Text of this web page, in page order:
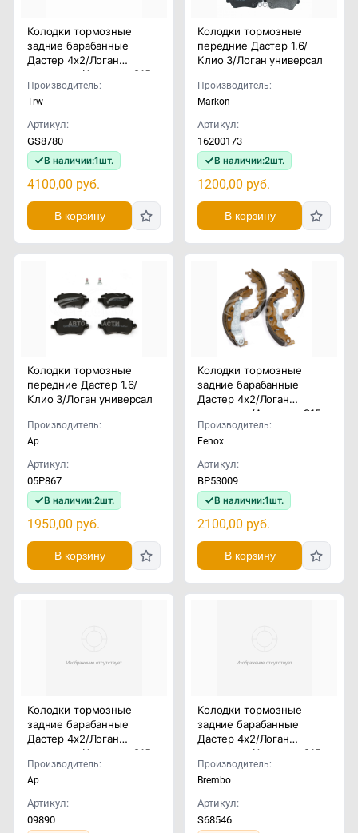
Колодки тормозные
задние барабанные
Дастер 4x2/Логан
универсал/Альмера G15
Производитель:
Trw
Артикул:
GS8780
В наличии:1шт.
4100,00 руб.
В корзину
Колодки тормозные
передние Дастер 1.6/
Клио 3/Логан универсал
Производитель:
Markon
Артикул:
16200173
В наличии:2шт.
1200,00 руб.
В корзину
Колодки тормозные
передние Дастер 1.6/
Клио 3/Логан универсал
Производитель:
Ap
Артикул:
05P867
В наличии:2шт.
1950,00 руб.
В корзину
Колодки тормозные
задние барабанные
Дастер 4x2/Логан
универсал/Альмера G15
Производитель:
Fenox
Артикул:
BP53009
В наличии:1шт.
2100,00 руб.
В корзину
Колодки тормозные
задние барабанные
Дастер 4x2/Логан
универсал/Альмера G15
Производитель:
Ap
Артикул:
09890
Колодки тормозные
задние барабанные
Дастер 4x2/Логан
универсал/Альмера G15
Производитель:
Brembo
Артикул:
S68546